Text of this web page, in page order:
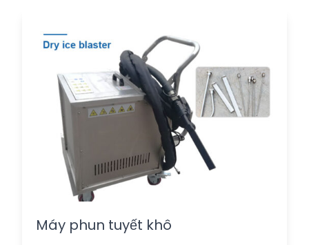
Máy phun tuyết khô